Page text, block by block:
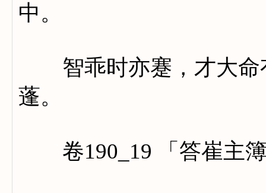
中。
智乖时亦蹇，才大命
蓬。
卷190_19 「答崔主簿